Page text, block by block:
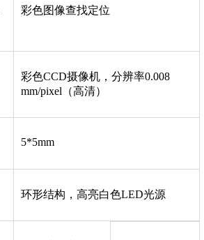
彩色图像查找定位
彩色CCD摄像机，分辨率0.008
mm/pixel（高清）
5*5mm
环形结构，高亮白色LED光源